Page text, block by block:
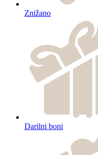
Znižano
Darilni boni